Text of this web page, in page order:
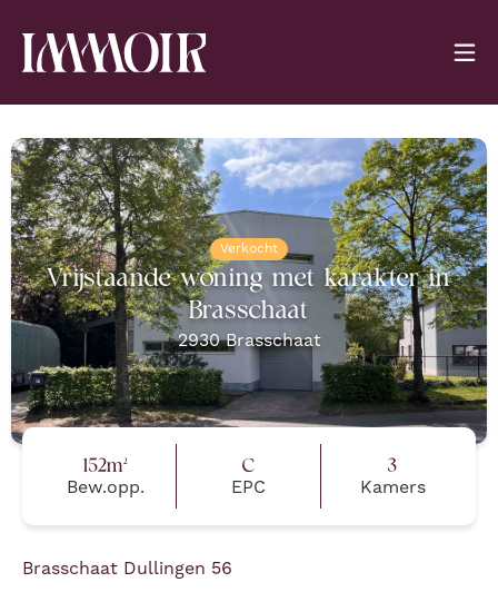
Verkocht
Vrijstaande woning met karakter in
Brasschaat
2930 Brasschaat
152m²
Bew.opp.
C
EPC
3
Kamers
Brasschaat Dullingen 56